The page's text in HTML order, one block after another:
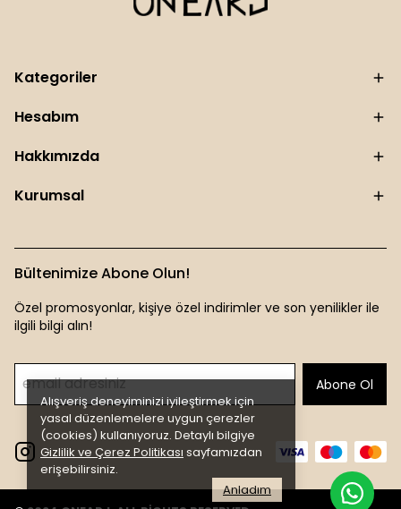
Alışveriş deneyiminizi iyileştirmek için
yasal düzenlemelere uygun çerezler
(cookies) kullanıyoruz. Detaylı bilgiye
Gizlilik ve Çerez Politikası sayfamızdan
erişebilirsiniz.
Anladım
Kategoriler
Hesabım
Hakkımızda
Kurumsal
Bültenimize Abone Olun!
Özel promosyonlar, kişiye özel indirimler ve son yenilikler ile
ilgili bilgi alın!
Abone Ol